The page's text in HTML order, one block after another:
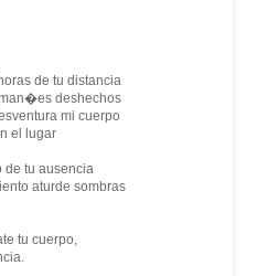
de tu distancia
deshechos
mi cuerpo
el lugar
tu ausencia
aturde sombras
tu cuerpo,